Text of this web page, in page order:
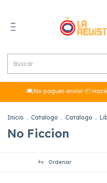
🚚¡No pagues envío! 📦
Inicio . Catalogo . Catalogo .
No Ficcion
Ordenar